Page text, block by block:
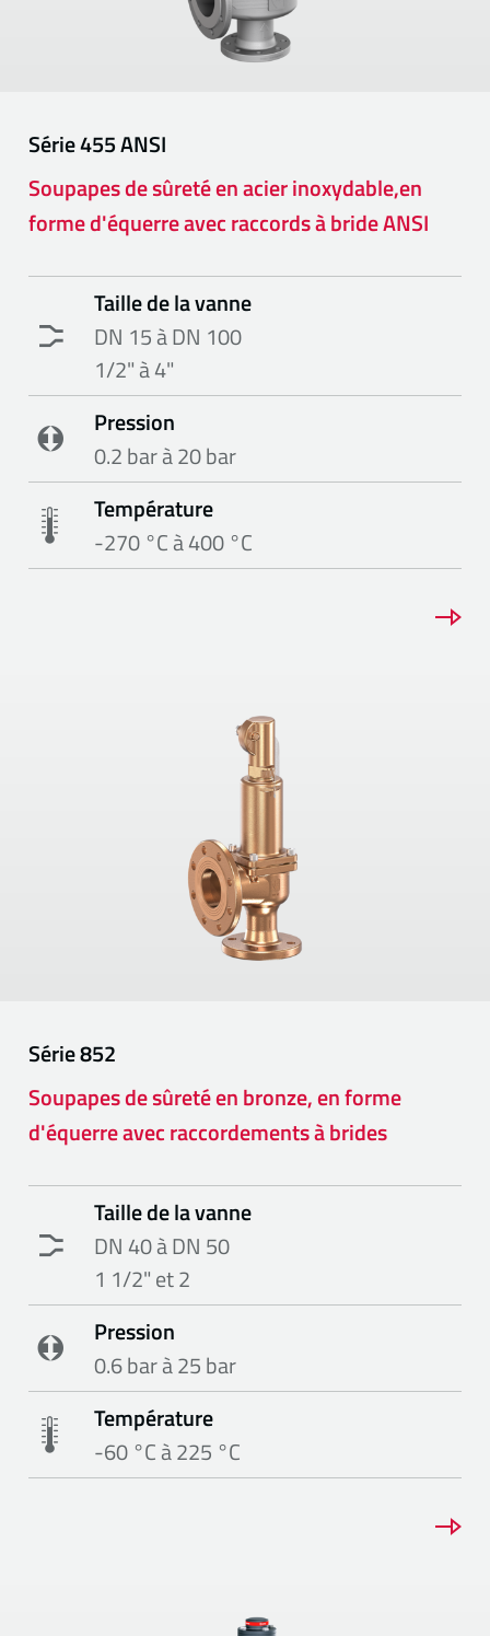
Série455 ANSI
Soupapes de sûreté en acier inoxydable,en
forme d'équerre avec raccords à bride ANSI
Taille de la vanne
DN 15 à DN 100
1/2" à 4"
Pression
0.2 bar à 20 bar
Température
-270 °C à 400 °C
Série852
Soupapes de sûreté en bronze, en forme
d'équerre avec raccordements à brides
Taille de la vanne
DN 40 à DN 50
1 1/2" et 2
Pression
0.6 bar à 25 bar
Température
-60 °C à 225 °C